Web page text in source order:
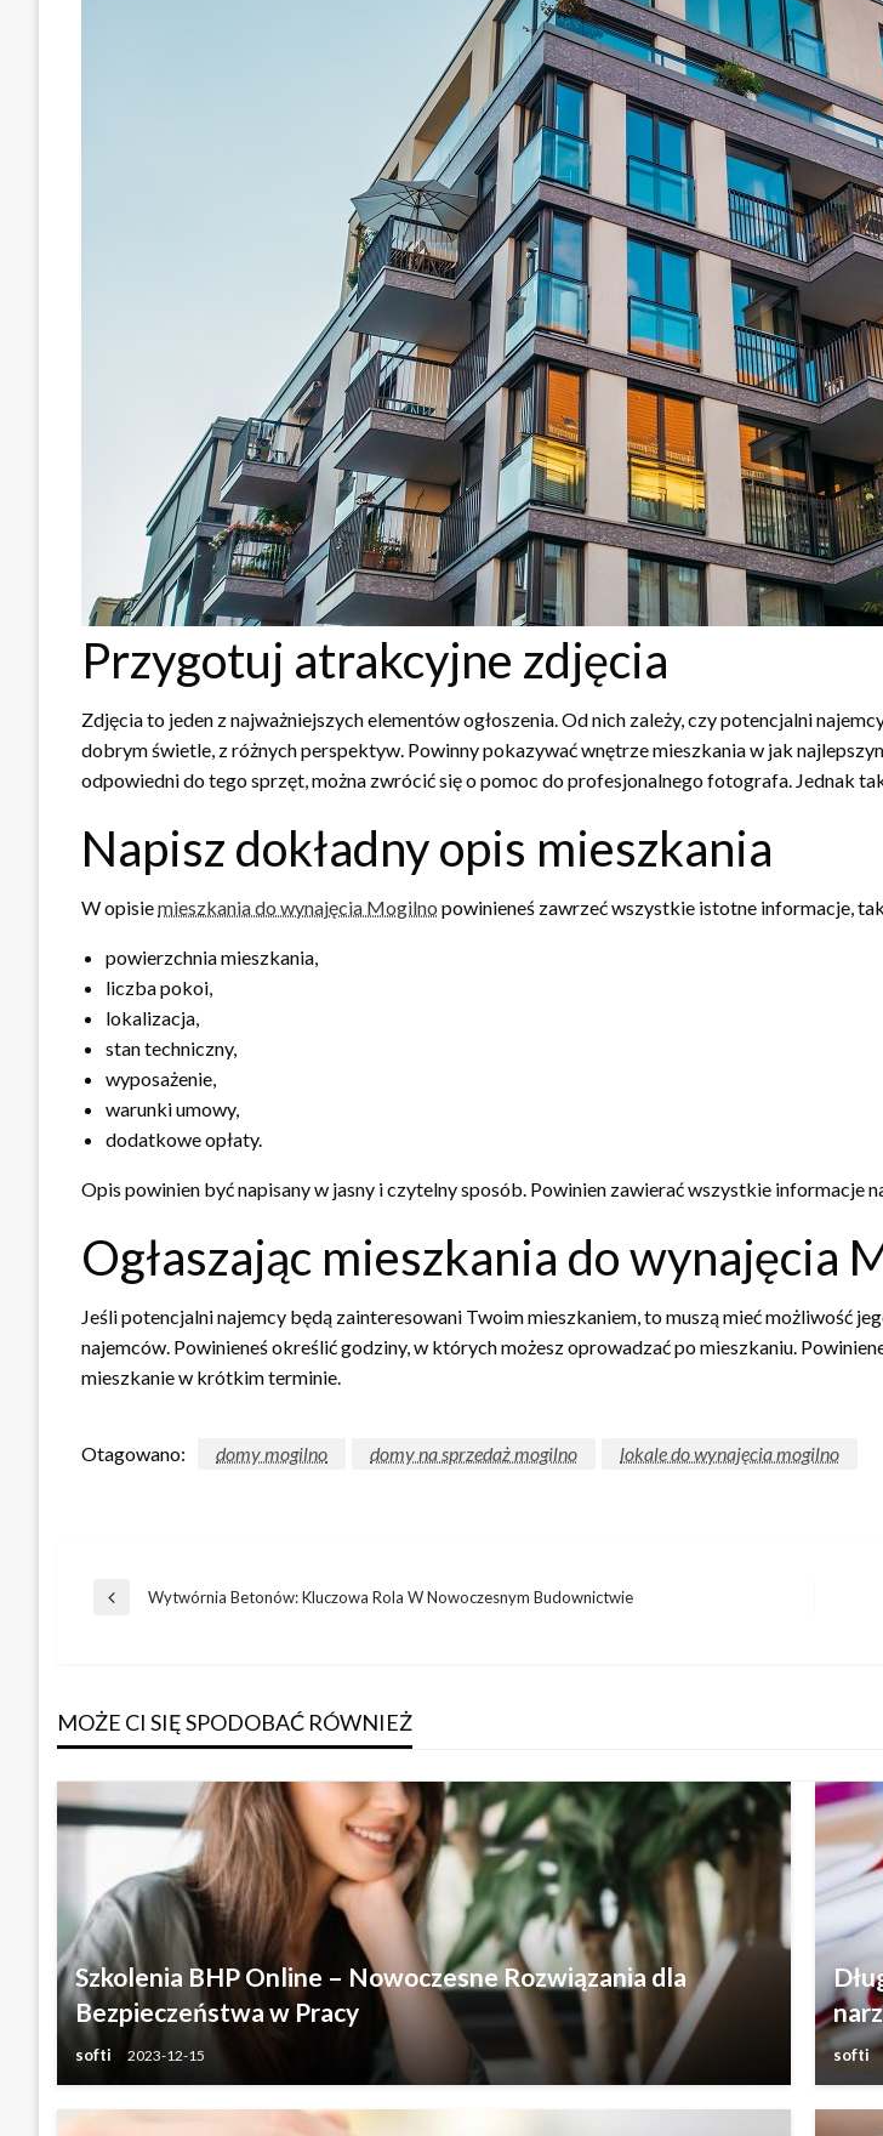
Przygotuj atrakcyjne zdjęcia
Zdjęcia to jeden z najważniejszych elementów ogłoszenia. Od nich zależy, czy potencjalni
dobrym świetle, z różnych perspektyw. Powinny pokazywać wnętrze mieszkania w jak
odpowiedni do tego sprzęt, można zwrócić się o pomoc do profesjonalnego fotografa. Jednak
Napisz dokładny opis mieszkania
W opisiemieszkania do wynajęcia Mogilno powinieneś zawrzeć wszystkie istotne informacje,
powierzchnia mieszkania,
liczba pokoi,
lokalizacja,
stan techniczny,
wyposażenie,
warunki umowy,
dodatkowe opłaty.
Opis powinien być napisany w jasny i czytelny sposób. Powinien zawierać wszystkie informacje
Ogłaszając mieszkania do wynajęcia
Jeśli potencjalni najemcy będą zainteresowani Twoim mieszkaniem, to muszą mieć możliwość
najemców. Powinieneś określić godziny, w których możesz oprowadzać po mieszkaniu.
mieszkanie w krótkim terminie.
Otagowano: domy mogilno domy na sprzedaż mogilno lokale do wynajęcia mogilno
Nawigacja
Poprzedni
Wytwórnia Betonów: Kluczowa Rola W Nowoczesnym Budownictwie
MOŻE CI SIĘ SPODOBAĆ RÓWNIEŻ
Szkolenia BHP Online – Nowoczesne Rozwiązania dla
Bezpieczeństwa w Pracy
softi 2023-12-15 softi